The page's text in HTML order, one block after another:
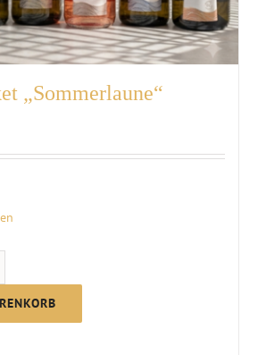
„Sommerlaune“